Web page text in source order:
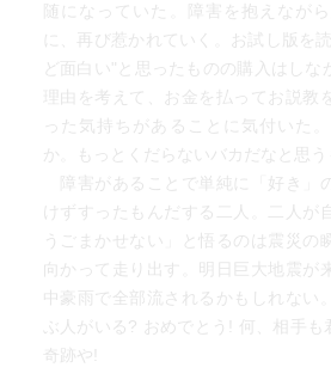
随になっていた。障害を抱えなが
に、再び惹かれていく。お試し版を
ど面白い"と思ったものの購入はしな
理由を考えて、お金を払ってお説教
った気持ちがあることに気付いた
か。もっとくだらないバカだなと思う
障害があることで単純に「好き」
けずすったもんだする二人。二人が
うごまかせない」と悟るのは震災の
向かって走り出す。明日巨大地震が
中豪雨で全部流されるかもしれない
ぶ人がいる? おめでとう! 何、相手
奇跡や!